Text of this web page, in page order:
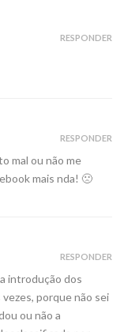
RESPONDER
mal ou não me
mais nda! 🙁
RESPONDER
introdução dos
porque não sei
ou não a
RESPONDER